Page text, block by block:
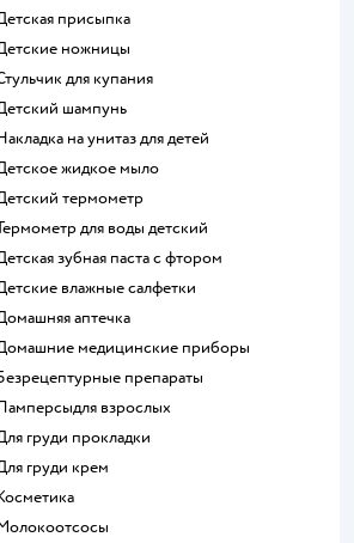
детская присыпка
детские ножницы
стульчик для купания
детский шампунь
накладка на унитаз для детей
детское жидкое мыло
детский термометр
термометр для воды детский
детская зубная паста с фтором
детские влажные салфетки
домашняя аптечка
домашние медицинские приборы
безрецептурные препараты
памперсыдля взрослых
для груди прокладки
для груди крем
косметика
Молокоотсосы